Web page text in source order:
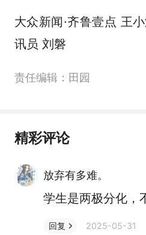
大众新闻·齐鲁壹点 王
讯员 刘磐
责任编辑：田园
精彩评论
放弃有多难。
学生是两极分化，
回复 2025-05-31